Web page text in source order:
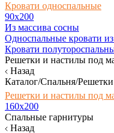
Кровати односпальные
90х200
Из массива сосны
Односпальные кровати
Кровати
Решетки и настилы под
Назад
Каталог/Спальня/
Решетки и настилы под
160х200
Спальные гарнитуры
Назад